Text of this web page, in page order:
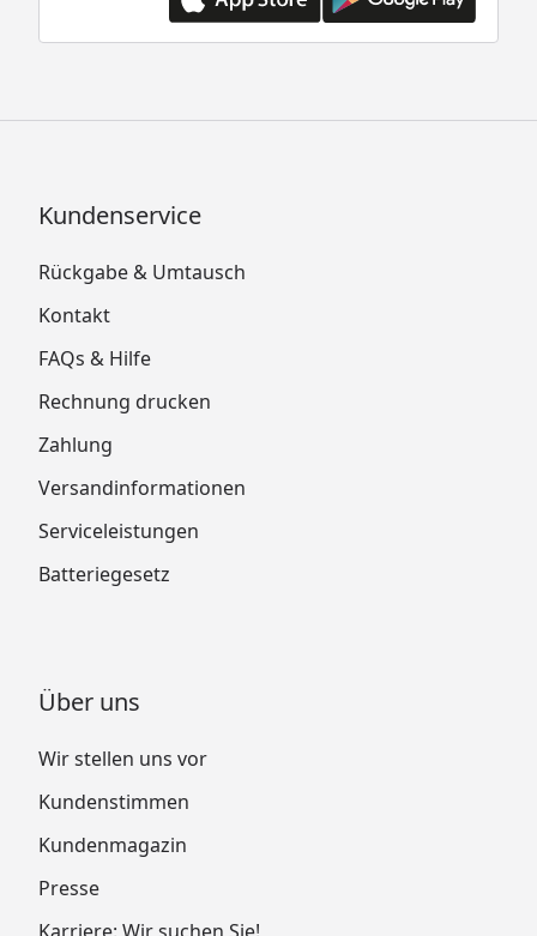
Kundenservice
Rückgabe & Umtausch
Kontakt
FAQs & Hilfe
Rechnung drucken
Zahlung
Versandinformationen
Serviceleistungen
Batteriegesetz
Über uns
Wir stellen uns vor
Kundenstimmen
Kundenmagazin
Presse